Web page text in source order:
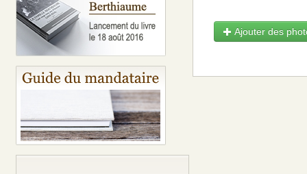
Ajouter des